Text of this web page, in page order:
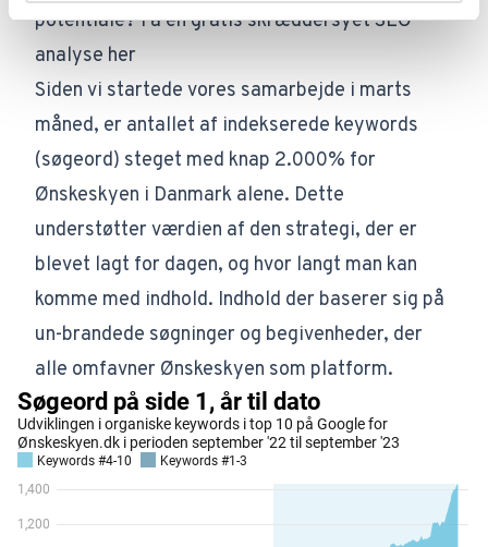
potentiale? Få en gratis skræddersyet SEO-
analyse her
Siden vi startede vores samarbejde i marts
måned, er antallet af indekserede keywords
(søgeord) steget med knap 2.000% for
Ønskeskyen i Danmark alene. Dette
understøtter værdien af den strategi, der er
blevet lagt for dagen, og hvor langt man kan
komme med indhold. Indhold der baserer sig på
un-brandede søgninger og begivenheder, der
alle omfavner Ønskeskyen som platform.